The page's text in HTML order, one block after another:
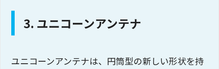
3. ユニコーンアンテナ
ユニコーンアンテナは、円筒型の新しい形状を持